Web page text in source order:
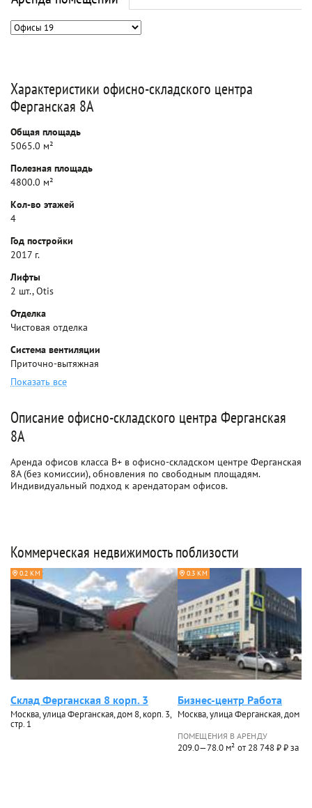
Характеристики офисно-складского центра
Ферганская 8А
Общая площадь
5065.0 м²
Полезная площадь
4800.0 м²
Кол-во этажей
4
Год постройки
2017 г.
Лифты
2 шт., Otis
Отделка
Чистовая отделка
Система вентиляции
Приточно-вытяжная
Показать все
Описание офисно-складского центра Ферганская
8А
Аренда офисов класса B+ в офисно-складском центре Ферганская
8А (без комиссии), обновления по свободным площадям.
Индивидуальный подход к арендаторам офисов.
Коммерческая недвижимость поблизости
0.2 КМ
Склад Ферганская 8 корп. 3
Москва, улица Ферганская, дом 8, корп. 3,
стр. 1
0.3 КМ
Бизнес-центр Работа
Москва, улица Ферганская, дом 6,
ПОМЕЩЕНИЯ В АРЕНДУ
209.0—78.0 м² от 28 748 ₽ ₽ за